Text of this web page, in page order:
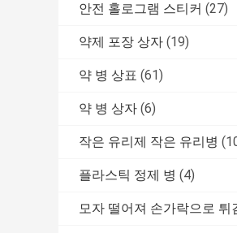
안전 홀로그램 스티커 (27)
약제 포장 상자 (19)
약 병 상표 (61)
약 병 상자 (6)
작은 유리제 작은 유리병
플라스틱 정제 병 (4)
모자 떨어져 손가락으로 튀